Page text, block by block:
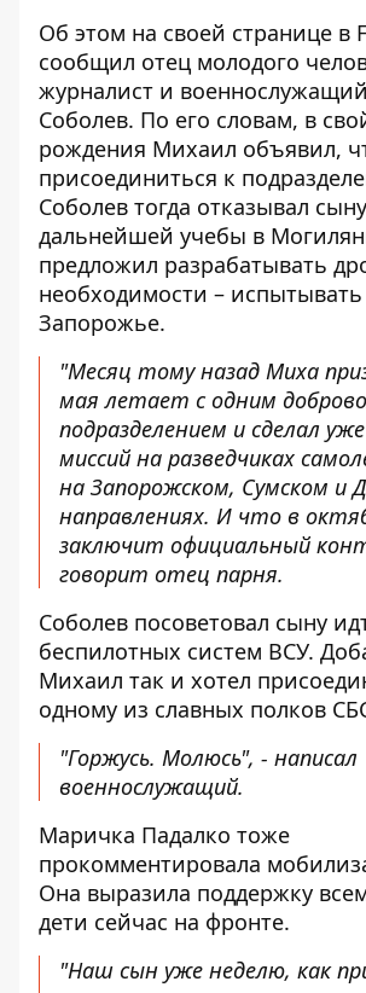
Об этом на своей странице в
сообщил отец молодого
журналист и
Соболев. По его словам, в
рождения Михаил объявил,
присоединиться к
Соболев тогда отказывал
дальнейшей учебы в
предложил разрабатывать
необходимости –
Запорожье.
"Месяц тому назад Миха
мая летает с одним
подразделением и сделал
миссий на разведчиках
на Запорожском, Сумском и
направлениях. И что в
заключит официальный
говорит отец парня.
Соболев посоветовал сыну
беспилотных систем ВСУ.
Михаил так и хотел
одному из славных полков
"Горжусь. Молюсь", - написал
военнослужащий.
Маричка Падалко тоже
прокомментировала
Она выразила поддержку
дети сейчас на фронте.
"Наш сын уже неделю, как